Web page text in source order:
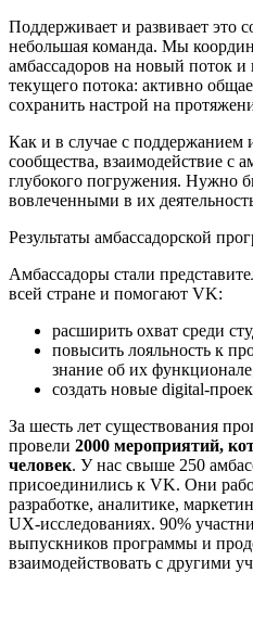
Поддерживает и развивает это
небольшая команда. Мы
амбассадоров на новый поток и
текущего потока: активно
сохранить настрой на
Как и в случае с поддержанием
сообщества, взаимодействие с
глубокого погружения. Нужно
вовлеченными в их
Результаты амбассадорской
Амбассадоры стали
всей стране и помогают VK:
расширить охват среди
повысить лояльность к
знание об их
создать новые digital-
За шесть лет существования
провели 2000 мероприятий,
человек. У нас свыше 250
присоединились к VK. Они
разработке, аналитике,
UX-исследованиях. 90%
выпускников программы и
взаимодействовать с другими